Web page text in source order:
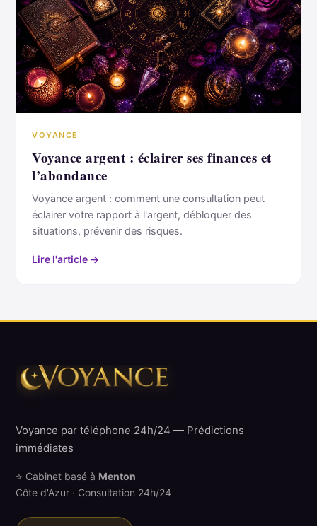
VOYANCE
Voyance argent : éclairer ses finances et
l’abondance
Voyance argent : comment une consultation peut
éclairer votre rapport à l'argent, débloquer des
situations, prévenir des risques.
Lire l'article →
Voyance par téléphone 24h/24 — Prédictions
immédiates
⭐ Cabinet basé à Menton
Côte d'Azur · Consultation 24h/24